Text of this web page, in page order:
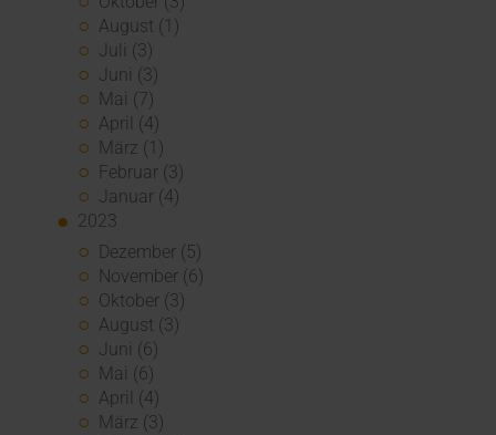
August (1)
Juli (3)
Juni (3)
Mai (7)
April (4)
März (1)
Februar (3)
Januar (4)
2023
Dezember (5)
November (6)
Oktober (3)
August (3)
Juni (6)
Mai (6)
April (4)
März (3)